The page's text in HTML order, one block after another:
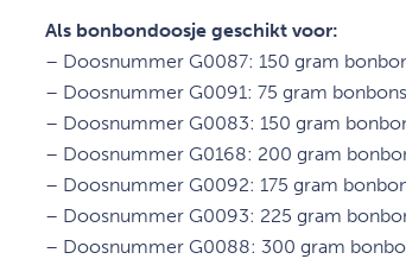
Als bonbondoosje geschikt voor:
– Doosnummer G0087: 150 gram
– Doosnummer G0091: 75 gram bonbons
– Doosnummer G0083: 150 gram
– Doosnummer G0168: 200 gram
– Doosnummer G0092: 175 gram
– Doosnummer G0093: 225 gram
– Doosnummer G0088: 300 gram